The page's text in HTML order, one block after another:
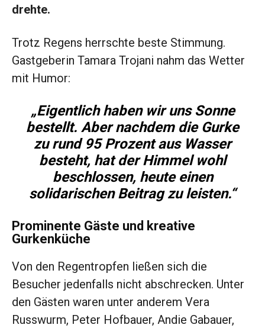
drehte.
Trotz Regens herrschte beste Stimmung.
Gastgeberin Tamara Trojani nahm das Wetter
mit Humor:
„Eigentlich haben wir uns Sonne
bestellt. Aber nachdem die Gurke
zu rund 95 Prozent aus Wasser
besteht, hat der Himmel wohl
beschlossen, heute einen
solidarischen Beitrag zu leisten.“
Prominente Gäste und kreative
Gurkenküche
Von den Regentropfen ließen sich die
Besucher jedenfalls nicht abschrecken. Unter
den Gästen waren unter anderem Vera
Russwurm, Peter Hofbauer, Andie Gabauer,